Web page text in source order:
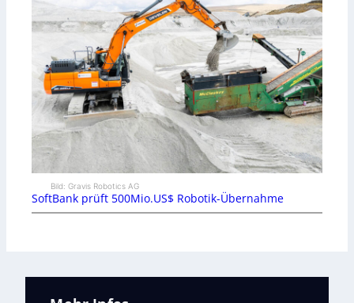
Bild: Gravis Robotics AG
SoftBank prüft 500Mio.US$ Robotik-Übernahme